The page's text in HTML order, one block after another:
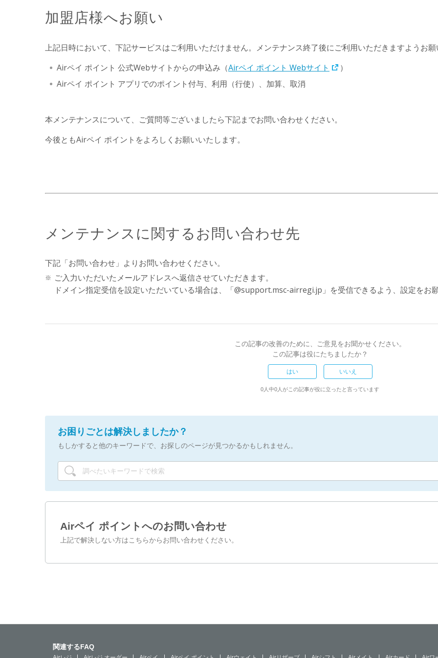
加盟店様へお願い
上記日時において、下記サービスはご利用いただけません。メンテナンス終了後にご利用いただきますようお願
Airペイ ポイント 公式Webサイトからの申込み（Airペイ ポイント Webサイト
）
Airペイ ポイント アプリでのポイント付与、利用（行使）、加算、取消
本メンテナンスについて、ご質問等ございましたら下記までお問い合わせください。
今後ともAirペイ ポイントをよろしくお願いいたします。
メンテナンスに関するお問い合わせ先
下記「お問い合わせ」よりお問い合わせください。
ご入力いただいたメールアドレスへ返信させていただきます。
ドメイン指定受信を設定いただいている場合は、「@support.msc-airregi.jp」を受信できるよう、設定をお願
この記事の改善のために、ご意見をお聞かせください。
この記事は役にたちましたか？
はい いいえ
0人中0人がこの記事が役に立ったと言っています
お困りごとは解決しましたか？
もしかすると他のキーワードで、お探しのページが見つかるかもしれません。
Airペイ ポイントへのお問い合わせ
上記で解決しない方はこちらからお問い合わせください。
関連するFAQ